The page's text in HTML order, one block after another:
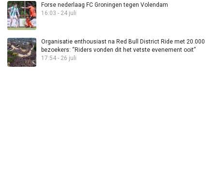
Forse nederlaag FC Groningen tegen Volendam
16:03 - 24 juli
Organisatie enthousiast na Red Bull District Ride met 20.000
bezoekers: “Riders vonden dit het vetste evenement ooit”
17:54 - 26 juli